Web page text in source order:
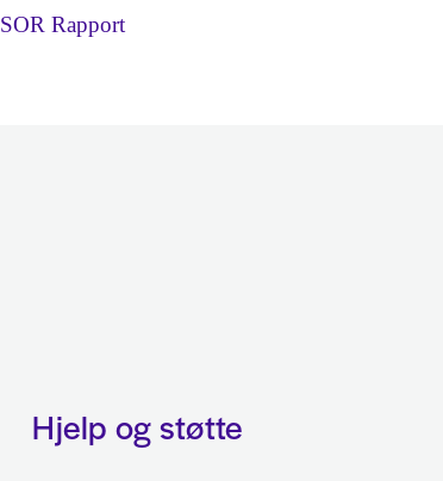
SOR Rapport
Hjelp og støtte